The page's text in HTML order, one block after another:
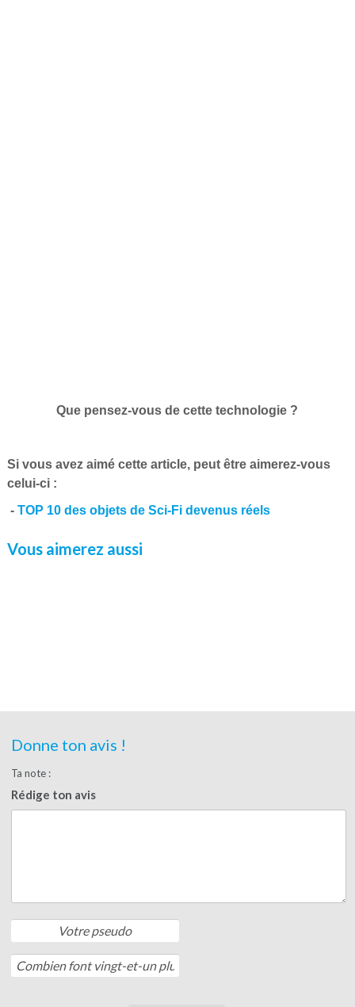
Que pensez-vous de cette technologie ?
Si vous avez aimé cette article, peut être aimerez-vous
celui-ci :
- TOP 10 des objets de Sci-Fi devenus réels
Vous aimerez aussi
Donne ton avis !
Ta note :
Rédige ton avis